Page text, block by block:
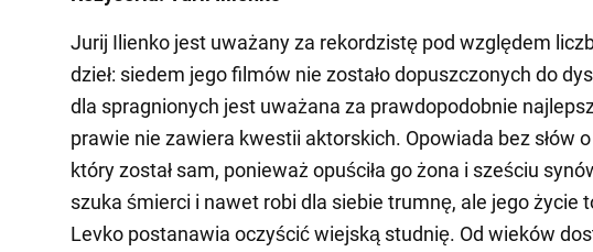
Jurij Ilienko jest uważany za rekordzistę pod względem
dzieł: siedem jego filmów nie zostało dopuszczonych do
dla spragnionych jest uważana za prawdopodobnie
prawie nie zawiera kwestii aktorskich. Opowiada bez słów
który został sam, ponieważ opuściła go żona i sześciu
szuka śmierci i nawet robi dla siebie trumnę, ale jego życie
Levko postanawia oczyścić wiejską studnię. Od wieków